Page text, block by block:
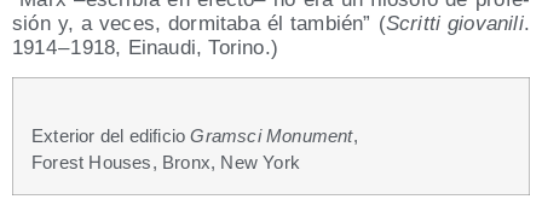
sión y, a veces, dor­mi­ta­ba él tam­bién” (Scrit­ti gio­va­ni­li.
1914 – 1918, Einau­di, Torino.)
Exte­rior del edi­fi­cioGrams­ci Monu­ment,
Forest Hou­ses, Bronx, New York